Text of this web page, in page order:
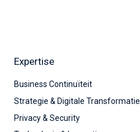
Expertise
Business Continuïteit
Strategie & Digitale Transformatie
Privacy & Security